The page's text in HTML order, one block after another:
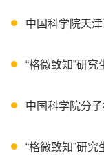
中国科学院天津工业生物技
“格微致知”研
中国科学院分子植物科学卓越
“格微致知”研